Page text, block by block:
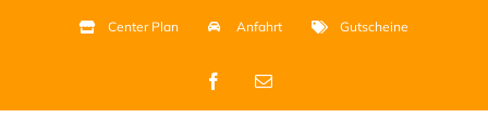
Center Plan Anfahrt Gutscheine
Facebook
E-